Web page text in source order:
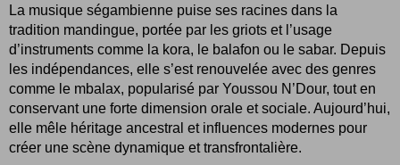
La musique ségambienne puise ses racines dans la
tradition mandingue, portée par les griots et l’usage
d’instruments comme la kora, le balafon ou le sabar. Depuis
les indépendances, elle s’est renouvelée avec des genres
comme le mbalax, popularisé par Youssou N’Dour, tout en
conservant une forte dimension orale et sociale. Aujourd’hui,
elle mêle héritage ancestral et influences modernes pour
créer une scène dynamique et transfrontalière.